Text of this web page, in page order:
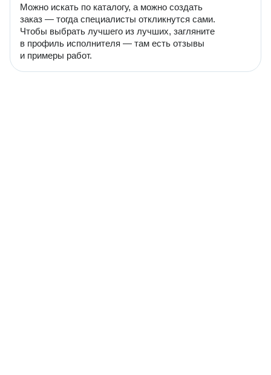
Можно искать по каталогу, а можно создать
заказ — тогда специалисты откликнутся сами.
Чтобы выбрать лучшего из лучших, загляните
в профиль исполнителя — там есть отзывы
и примеры работ.